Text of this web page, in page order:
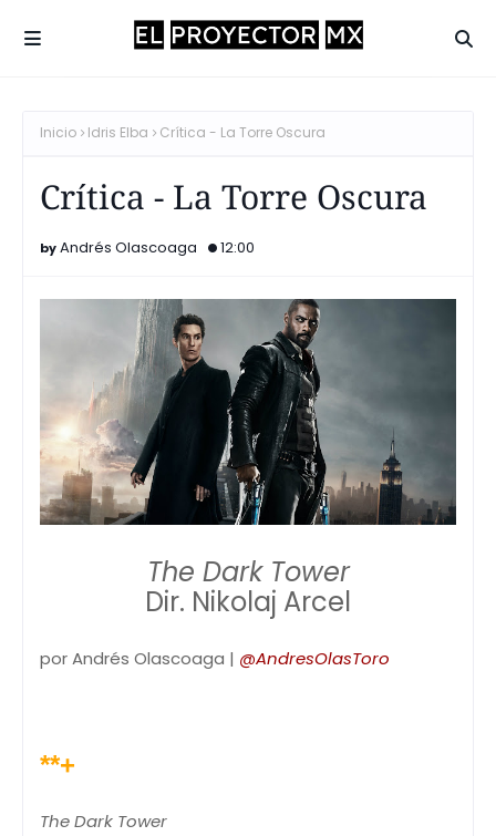
Inicio Idris Elba Crítica - La Torre Oscura
Crítica - La Torre Oscura
Andrés Olascoaga 12:00
The Dark Tower
Dir. Nikolaj Arcel
por Andrés Olascoaga | @AndresOlasToro
**+
The Dark Tower